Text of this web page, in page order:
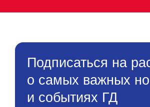
Подписаться на
о самых важных
и событиях ГД